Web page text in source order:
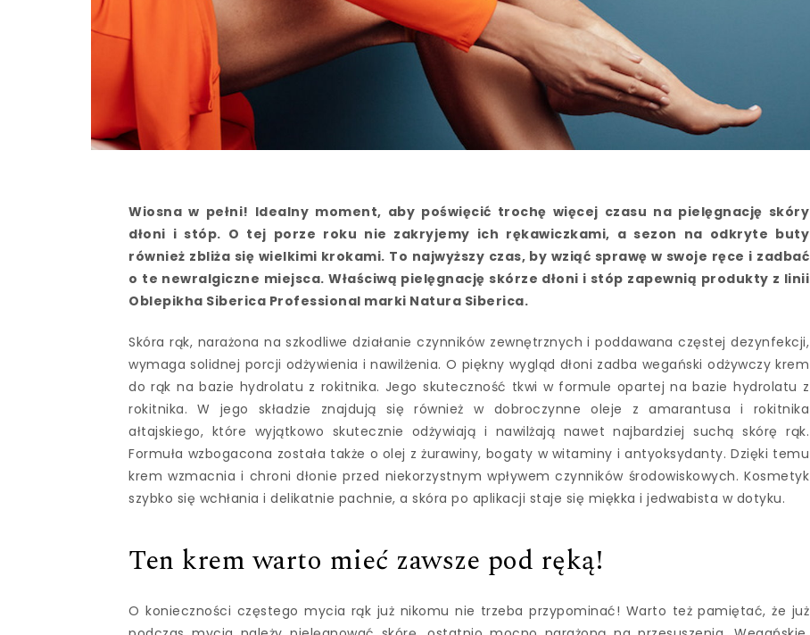
Wiosna w pełni! Idealny moment, aby poświęcić trochę więcej czasu na pielęgnację skóry
dłoni i stóp. O tej porze roku nie zakryjemy ich rękawiczkami, a sezon na odkryte buty
również zbliża się wielkimi krokami. To najwyższy czas, by wziąć sprawę w swoje ręce i zadbać
o te newralgiczne miejsca. Właściwą pielęgnację skórze dłoni i stóp zapewnią produkty z linii
Oblepikha Siberica Professional marki Natura Siberica.
Skóra rąk, narażona na szkodliwe działanie czynników zewnętrznych i poddawana częstej dezynfekcji,
wymaga solidnej porcji odżywienia i nawilżenia. O piękny wygląd dłoni zadba wegański odżywczy krem
do rąk na bazie hydrolatu z rokitnika. Jego skuteczność tkwi w formule opartej na bazie hydrolatu z
rokitnika. W jego składzie znajdują się również w dobroczynne oleje z amarantusa i rokitnika
ałtajskiego, które wyjątkowo skutecznie odżywiają i nawilżają nawet najbardziej suchą skórę rąk.
Formuła wzbogacona została także o olej z żurawiny, bogaty w witaminy i antyoksydanty. Dzięki temu
krem wzmacnia i chroni dłonie przed niekorzystnym wpływem czynników środowiskowych. Kosmetyk
szybko się wchłania i delikatnie pachnie, a skóra po aplikacji staje się miękka i jedwabista w dotyku.
Ten krem warto mieć zawsze pod ręką!
O konieczności częstego mycia rąk już nikomu nie trzeba przypominać! Warto też pamiętać, że już